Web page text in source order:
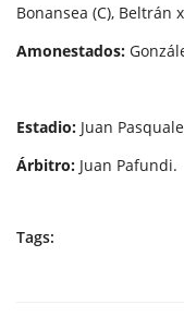
Bonansea (C), Beltrán
Amonestados:
Estadio: Juan
Árbitro: Juan Pafundi.
Tags: